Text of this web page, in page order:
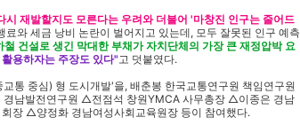
재발할지도 모른다는 우려와 더불어 '마창진 인구는 줄어드
와 세금 낭비 논란이 벌어지고 있는데, 모두 잘못된 인구 예측
건설로 생긴 막대한 부채가 자치단체의 가장 큰 재정압박 요
용하자는 주장도 있다"고 덧붙였다.
통 중심) 형 도시개발'을, 배춘봉 한국교통연구원 책임연구원
남발전연구원 △전점석 창원YMCA 사무총장 △이종은 경남
장 △양정화 경남여성사회교육원장 등이 참여했다.